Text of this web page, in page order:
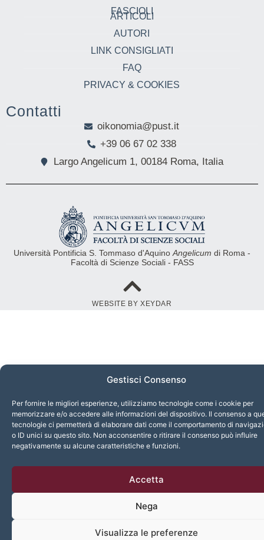
Gestisci Consenso
Per fornire le migliori esperienze, utilizziamo tecnologie come i cookie per
memorizzare e/o accedere alle informazioni del dispositivo. Il consenso a
tecnologie ci permetterà di elaborare dati come il comportamento di
o ID unici su questo sito. Non acconsentire o ritirare il consenso può influire
negativamente su alcune caratteristiche e funzioni.
Accetta
Nega
Visualizza le preferenze
FASCIOLI
ARTICOLI
AUTORI
LINK CONSIGLIATI
FAQ
PRIVACY & COOKIES
Contatti
oikonomia@pust.it
+39 06 67 02 338
Largo Angelicum 1, 00184 Roma, Italia
Università Pontificia S. Tommaso d'AquinoAngelicum di Roma -
Facoltà di Scienze Sociali - FASS
WEBSITE BY XEYDAR